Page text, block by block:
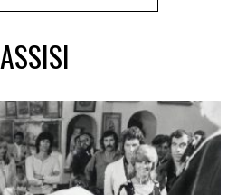
ASSISI